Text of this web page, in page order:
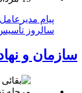
سالروز
سازمان و